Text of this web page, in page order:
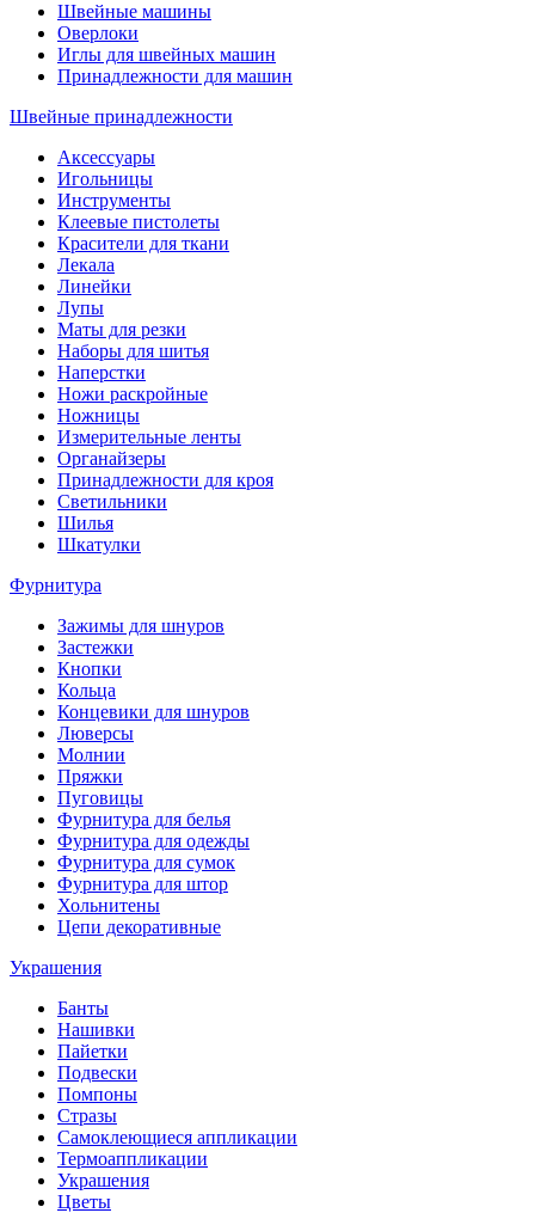
Швейные машины
Оверлоки
Иглы для швейных машин
Принадлежности для машин
Швейные принадлежности
Аксессуары
Игольницы
Инструменты
Клеевые пистолеты
Красители для ткани
Лекала
Линейки
Лупы
Маты для резки
Наборы для шитья
Наперстки
Ножи раскройные
Ножницы
Измерительные ленты
Органайзеры
Принадлежности для кроя
Светильники
Шилья
Шкатулки
Фурнитура
Зажимы для шнуров
Застежки
Кнопки
Кольца
Концевики для шнуров
Люверсы
Молнии
Пряжки
Пуговицы
Фурнитура для белья
Фурнитура для одежды
Фурнитура для сумок
Фурнитура для штор
Хольнитены
Цепи декоративные
Украшения
Банты
Нашивки
Пайетки
Подвески
Помпоны
Стразы
Самоклеющиеся аппликации
Термоаппликации
Украшения
Цветы